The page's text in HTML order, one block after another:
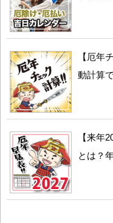
【厄年
動計算
【来年
とは？